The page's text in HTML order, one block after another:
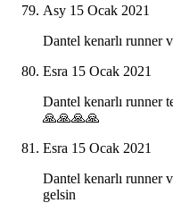
Asy 15 Ocak 2021
Dantel kenarlı runner
Esra 15 Ocak 2021
Dantel kenarlı runner
🙏🙏🙏🙏
Esra 15 Ocak 2021
Dantel kenarlı runner
gelsin